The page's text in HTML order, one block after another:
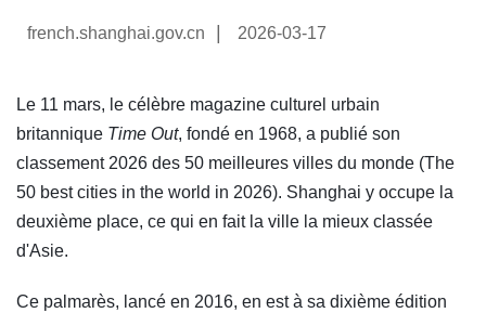
french.shanghai.gov.cn 2026-03-17
Le 11 mars, le célèbre magazine culturel urbain
britannique Time Out, fondé en 1968, a publié son
classement 2026 des 50 meilleures villes du monde (The
50 best cities in the world in 2026). Shanghai y occupe la
deuxième place, ce qui en fait la ville la mieux classée
d'Asie.
Ce palmarès, lancé en 2016, en est à sa dixième édition